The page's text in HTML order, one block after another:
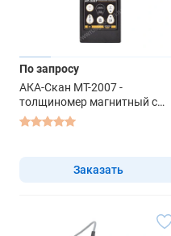
По запросу
АКА-Скан МТ-2007 -
толщиномер магнитный с
преобразователями ТМ2-01 и
ТМ20-01
Заказать